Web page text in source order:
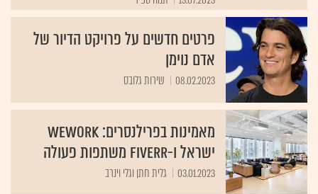
פרטים חדשים על פרויקט הדיור של
אדם נוימן
08.02.2023 שירות גלובס
מאמינות בפרילנסרים: WeWork
ישראל ו-Fiverr משתפות פעולה
03.01.2023 גלית חתן וגלי וינרב